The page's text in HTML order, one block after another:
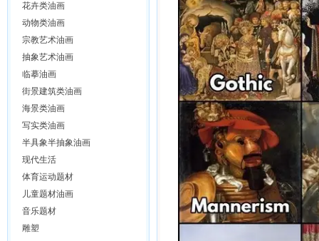
花卉类油画
动物类油画
宗教艺术油画
抽象艺术油画
临摹油画
街景建筑类油画
海景类油画
写实类油画
半具象半抽象油画
现代生活
体育运动题材
儿童题材油画
音乐题材
雕塑